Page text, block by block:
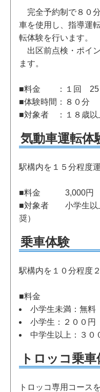
完全予約制で８０
車を使用し、指導運
転体験を行います。
出区前点検・ポイ
ます。
■料金 ：１回 25
■体験時間：８０分
■対象者 ：１８歳以
気動車運転
駅構内を１５分程度
■料金 3,000円
■対象者 小学生以
奨）
乗車体験
駅構内を１０分程度
■料金
小学生未満：無料
小学生：２００円
中学生以上：３０
トロッコ乗車
トロッコ専用コース